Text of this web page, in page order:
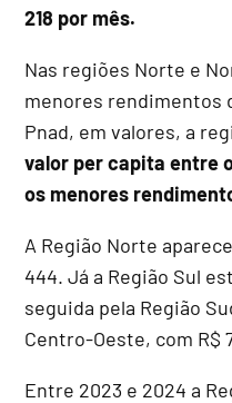
218 por mês.
Nas regiões Norte e
menores rendimentos
Pnad, em valores, a
valor per capita entre
os menores
A Região Norte
444. Já a Região Sul
seguida pela Região
Centro-Oeste, com R$
Entre 2023 e 2024 a